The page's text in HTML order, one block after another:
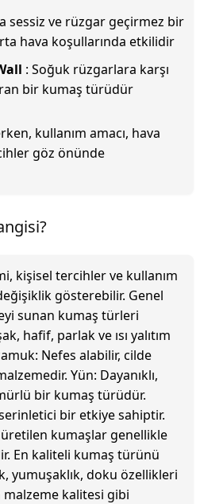
sessiz ve rüzgar geçirmez bir
hava koşullarında etkilidir
: Soğuk rüzgarlara karşı
bir kumaş türüdür
kullanım amacı, hava
göz önünde
kişisel tercihler ve kullanım
gösterebilir. Genel
sunan kumaş türleri
hafif, parlak ve ısı yalıtım
Nefes alabilir, cilde
Yün: Dayanıklı,
bir kumaş türüdür.
bir etkiye sahiptir.
kumaşlar genellikle
En kaliteli kumaş türünü
yumuşaklık, doku özellikleri
kalitesi gibi